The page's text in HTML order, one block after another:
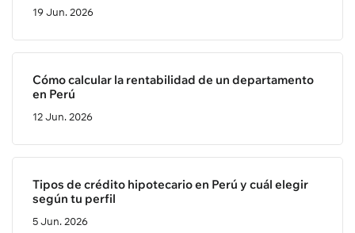
19 Jun. 2026
Cómo calcular la rentabilidad de un departamento
en Perú
12 Jun. 2026
Tipos de crédito hipotecario en Perú y cuál elegir
según tu perfil
5 Jun. 2026